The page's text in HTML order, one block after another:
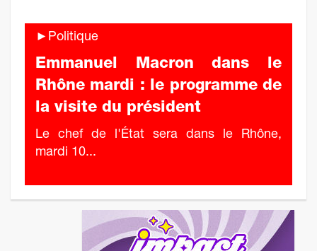
►Politique
Emmanuel Macron dans le
Rhône mardi : le programme de
la visite du président
Le chef de l'État sera dans le Rhône,
mardi 10...